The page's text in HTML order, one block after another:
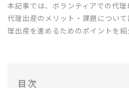
本記事では、ボランティアでの代
代理出産のメリット・課題につい
理出産を進めるためのポイントを紹
目次